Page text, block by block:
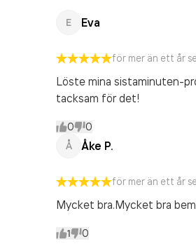
E Eva
för mer än ett år
Löste mina sistaminuten-
tacksam för det!
0 0
Å Åke P.
för mer än ett år
Mycket bra.Mycket bra
1 0